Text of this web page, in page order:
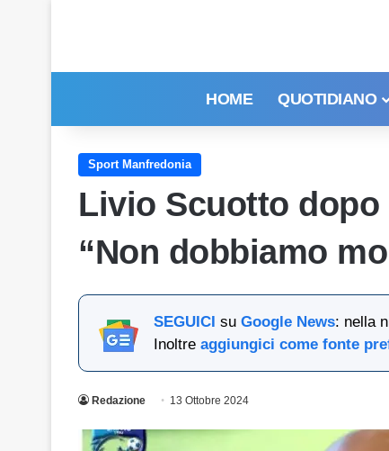
HOME QUOTIDIANO
Sport Manfredonia
Livio Scuotto dopo
“Non dobbiamo
SEGUICI su Google News: nella
Inoltre aggiungici come fonte
Redazione 13 Ottobre 2024